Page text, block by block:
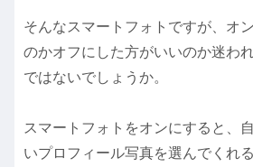
そんなスマートフォトですが、オ
のかオフにした方がいいのか迷わ
ではないでしょうか。
スマートフォトをオンにすると、
いプロフィール写真を選んでくれる